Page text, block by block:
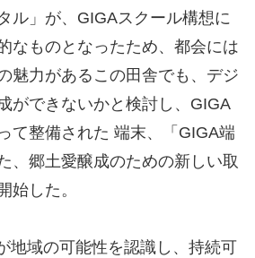
ル」が、GIGAスクール構想に
なものとなったため、都会には
魅力があるこの田舎でも、デジ
ができないかと検討し、GIGA
て整備された 端末、「GIGA端
、郷土愛醸成のための新しい取
始した。
地域の可能性を認識し、持続可